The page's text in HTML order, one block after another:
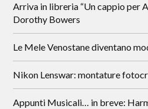
Arriva in libreria “Un cappio per
Dorothy Bowers
Le Mele Venostane diventano
Nikon Lenswar: montature
Appunti Musicali… in breve: